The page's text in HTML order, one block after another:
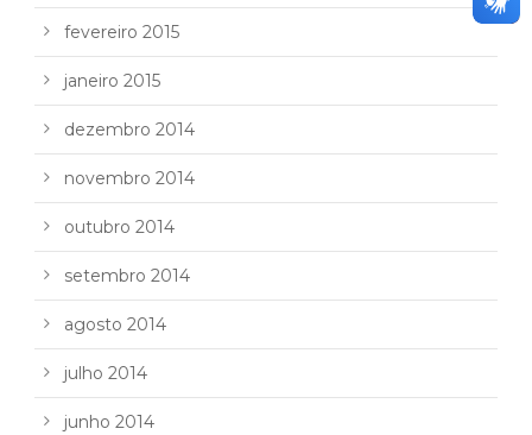
fevereiro 2015
janeiro 2015
dezembro 2014
novembro 2014
outubro 2014
setembro 2014
agosto 2014
julho 2014
junho 2014